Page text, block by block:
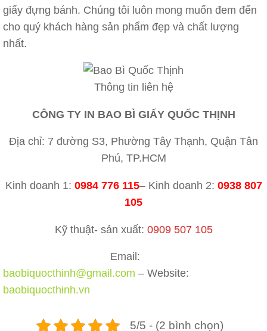
giấy đựng bánh. Chúng tôi luôn mong muốn đem đến
cho quý khách hàng sản phẩm đẹp và chất lượng
nhất.
Thông tin liên hệ
CÔNG TY IN BAO BÌ GIẤY QUỐC THỊNH
Địa chỉ: 7 đường S3, Phường Tây Thạnh, Quận Tân
Phú, TP.HCM
Kinh doanh 1: 0984 776 115– Kinh doanh 2: 0938 807
105
Kỹ thuật- sản xuất: 0909 507 105
Email:
baobiquocthinh@gmail.com – Website:
baobiquocthinh.vn
5/5 - (2 bình chọn)